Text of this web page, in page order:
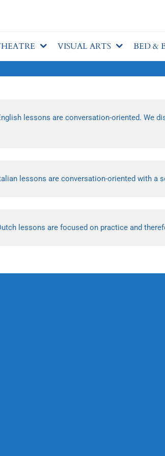
VISUAL ARTS BED &
lessons are conversation-oriented. We
lessons are conversation-oriented with a
lessons are focused on practice and